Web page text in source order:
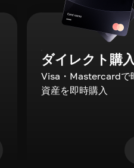
ダイレクト購
Visa・Mastercardで
資産を即時購入